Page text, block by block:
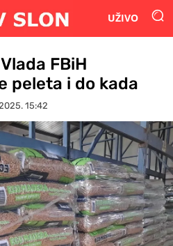
UŽIVO
FBiH
peleta i do kada
15:42